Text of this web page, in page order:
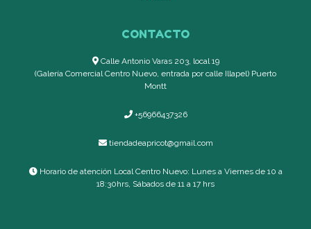
CONTACTO
Calle Antonio Varas 203, local 19
(Galería Comercial Centro Nuevo, entrada por calle Illapel) Puerto
Montt
+56966437326
tiendadeapricot@gmail.com
Horario de atención Local Centro Nuevo: Lunes a Viernes de 10 a
18:30hrs, Sábados de 11 a 17 hrs